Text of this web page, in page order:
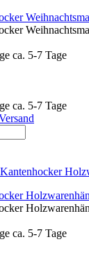
ca. 5-7 Tage
ca. 5-7 Tage
ca. 5-7 Tage